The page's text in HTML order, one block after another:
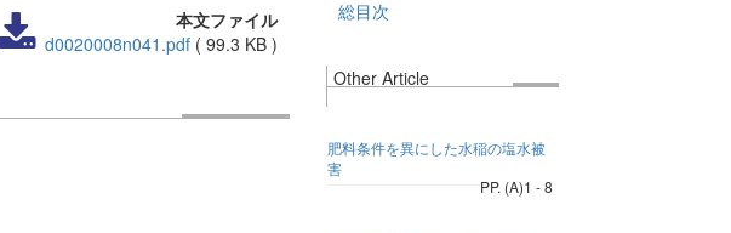
本文ファイル
d0020008n041.pdf (99.3 KB )
総目次
Other Article
肥料条件を異にした水稲の塩水被
害
PP. (A)1 - 8